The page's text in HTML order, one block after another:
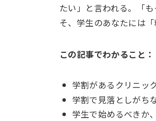
たい」と言われる。「
そ、学生のあなたには
この記事でわかること：
学割があるクリニッ
学割で見落としがち
学生で始めるべきか